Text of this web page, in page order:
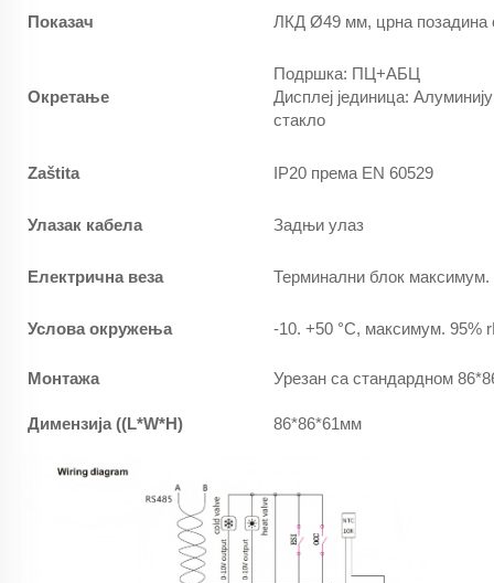
Показач ЛКД Ø49 мм, црна
Окретање
Подршка: ПЦ+АБЦ
Дисплеј јединица:
стакло
Zaštita IP20 према EN 60529
Улазак кабела Задњи улаз
Електрична веза Терминални блок максимум.
Услова окружења -10. +50 °C, максимум. 95%
Монтажа Урезан са стандардном
Димензија ((L*W*H) 86*86*61мм